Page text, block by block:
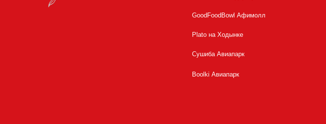
GoodFoodBowl Афимолл
Plato на Ходынке
Сушиба Авиапарк
Boolki Авиапарк